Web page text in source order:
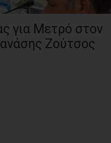
για Μετρό στον
Ζούτσος